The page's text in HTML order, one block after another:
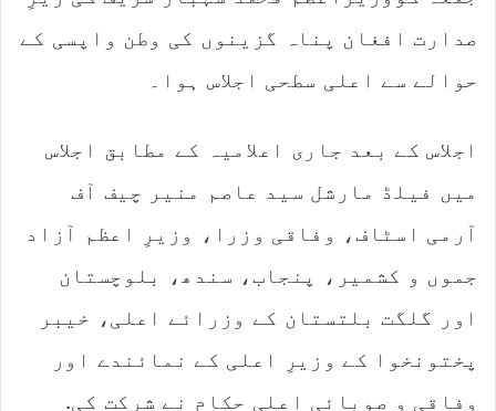
صدارت افغان پناہ گزینوں کی وطن واپسی کے
حوالے سے اعلی سطحی اجلاس ہوا۔
اجلاس کے بعد جاری اعلامیہ کے مطابق اجلاس
میں فیلڈ مارشل سید عاصم منیر چیف آف
آرمی اسٹاف، وفاقی وزرا، وزیرِ اعظم آزاد
جموں و کشمیر، پنجاب، سندھ، بلوچستان
اور گلگت بلتستان کے وزرائے اعلی، خیبر
پختونخوا کے وزیرِ اعلی کے نمائندے اور
وفاقی و صوبائی اعلی حکام نے شرکت کی.